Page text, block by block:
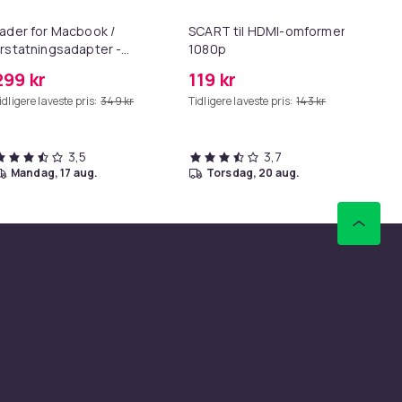
for Macbook /
-
kr
laveste pris: 349 kr
3,5
mandag, 17 aug.
SCART til HDMI-omformer
1080p
119 kr
Tidligere laveste pris: 143 kr
3,7
torsdag, 20 aug.